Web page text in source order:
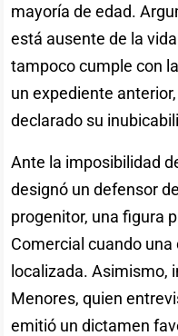
mayoría de edad.
está ausente de la
tampoco cumple con
un expediente
declarado su
Ante la imposibilidad
designó un defensor
progenitor, una figura
Comercial cuando
localizada. Asimismo,
Menores, quien
emitió un dictamen